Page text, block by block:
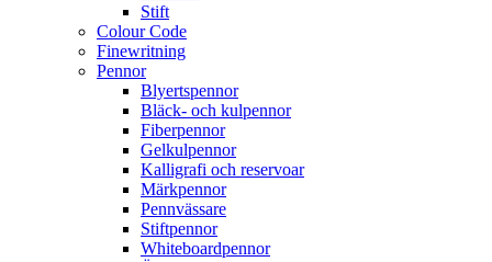
Stift
Colour Code
Finewritning
Pennor
Blyertspennor
Bläck- och kulpennor
Fiberpennor
Gelkulpennor
Kalligrafi och reservoar
Märkpennor
Pennvässare
Stiftpennor
Whiteboardpennor